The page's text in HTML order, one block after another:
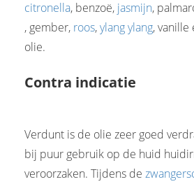
citronella, benzoë, jasmijn,
, gember, roos,ylang ylang, vanille
olie.
Contra indicatie
Verdunt is de olie zeer goed
bij puur gebruik op de huid
veroorzaken. Tijdens de